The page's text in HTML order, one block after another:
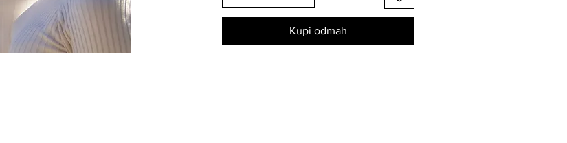
Materijal: akrilno staklo, čelik komponente
Kupi odmah